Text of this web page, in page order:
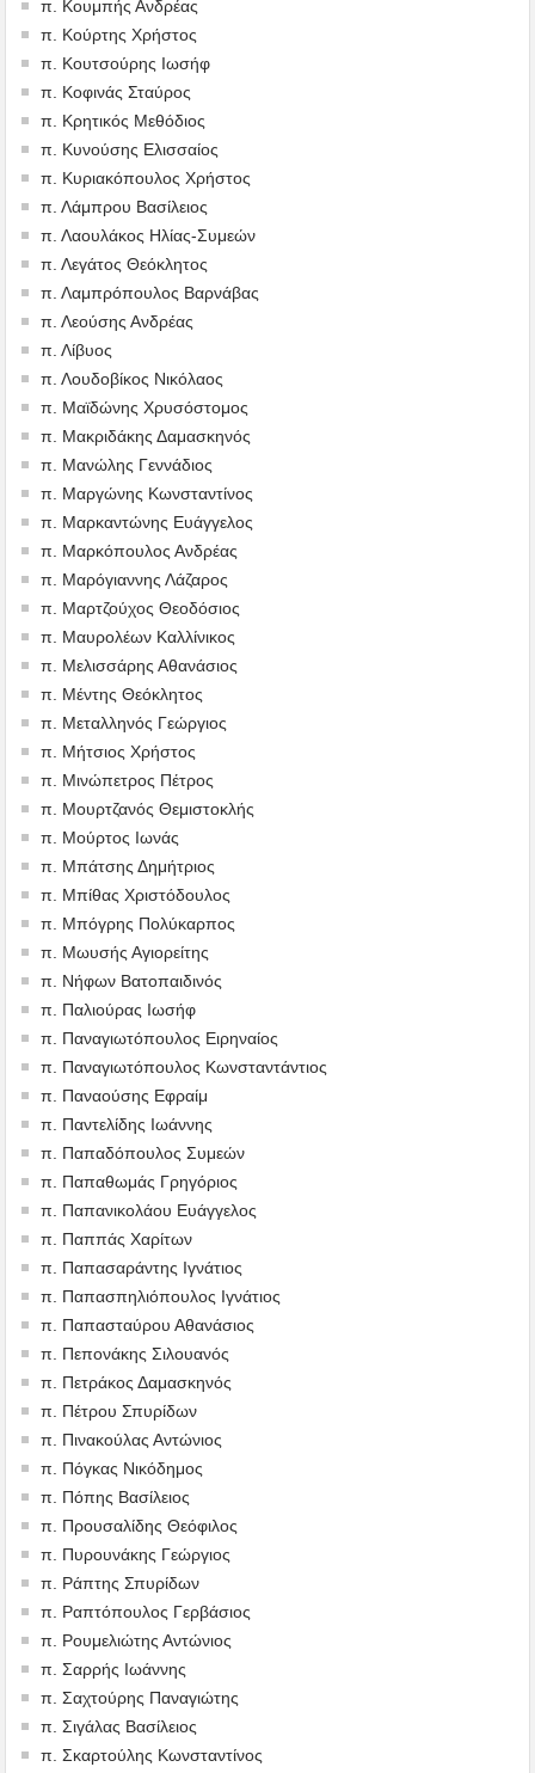
π. Κουμπής Ανδρέας
π. Κούρτης Χρήστος
π. Κουτσούρης Ιωσήφ
π. Κοφινάς Σταύρος
π. Κρητικός Μεθόδιος
π. Κυνούσης Ελισσαίος
π. Κυριακόπουλος Χρήστος
π. Λάμπρου Βασίλειος
π. Λαουλάκος Ηλίας-Συμεών
π. Λεγάτος Θεόκλητος
π. Λαμπρόπουλος Βαρνάβας
π. Λεούσης Ανδρέας
π. Λίβυος
π. Λουδοβίκος Νικόλαος
π. Μαϊδώνης Χρυσόστομος
π. Μακριδάκης Δαμασκηνός
π. Μανώλης Γεννάδιος
π. Μαργώνης Κωνσταντίνος
π. Μαρκαντώνης Ευάγγελος
π. Μαρκόπουλος Ανδρέας
π. Μαρόγιαννης Λάζαρος
π. Μαρτζούχος Θεοδόσιος
π. Μαυρολέων Καλλίνικος
π. Μελισσάρης Αθανάσιος
π. Μέντης Θεόκλητος
π. Μεταλληνός Γεώργιος
π. Μήτσιος Χρήστος
π. Μινώπετρος Πέτρος
π. Μουρτζανός Θεμιστοκλής
π. Μούρτος Ιωνάς
π. Μπάτσης Δημήτριος
π. Μπίθας Χριστόδουλος
π. Μπόγρης Πολύκαρπος
π. Μωυσής Αγιορείτης
π. Νήφων Βατοπαιδινός
π. Παλιούρας Ιωσήφ
π. Παναγιωτόπουλος Ειρηναίος
π. Παναγιωτόπουλος Κωνσταντάντιος
π. Παναούσης Εφραίμ
π. Παντελίδης Ιωάννης
π. Παπαδόπουλος Συμεών
π. Παπαθωμάς Γρηγόριος
π. Παπανικολάου Ευάγγελος
π. Παππάς Χαρίτων
π. Παπασαράντης Ιγνάτιος
π. Παπασπηλιόπουλος Ιγνάτιος
π. Παπασταύρου Αθανάσιος
π. Πεπονάκης Σιλουανός
π. Πετράκος Δαμασκηνός
π. Πέτρου Σπυρίδων
π. Πινακούλας Αντώνιος
π. Πόγκας Νικόδημος
π. Πόπης Βασίλειος
π. Προυσαλίδης Θεόφιλος
π. Πυρουνάκης Γεώργιος
π. Ράπτης Σπυρίδων
π. Ραπτόπουλος Γερβάσιος
π. Ρουμελιώτης Αντώνιος
π. Σαρρής Ιωάννης
π. Σαχτούρης Παναγιώτης
π. Σιγάλας Βασίλειος
π. Σκαρτούλης Κωνσταντίνος